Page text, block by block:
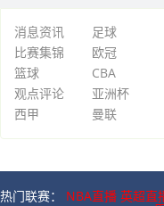
消息资讯 足球
比赛集锦
欧冠
篮球
CBA
观点评论
亚洲杯
西甲
曼联
热门联赛： NBA直播 英超直